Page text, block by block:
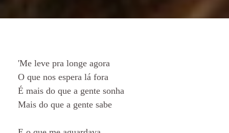
'Me leve pra longe agora
O que nos espera lá fora
É mais do que a gente sonha
Mais do que a gente sabe